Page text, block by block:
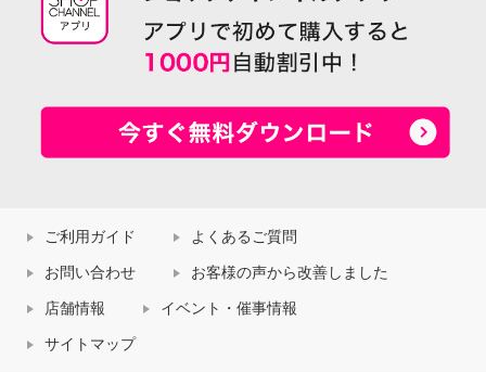
ご利用ガイド よくあるご質問
お問い合わせ お客様の声から改善しました
店舗情報 イベント・催事情報
サイトマップ